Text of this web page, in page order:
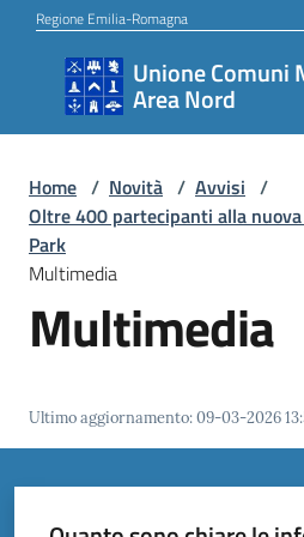
Vai al contenuto
Vai alla navigazione
Vai al footer
Regione Emilia-Romagna
Unione Comuni
Area Nord
Unione
Comuni
Area
Nord
Amministrazione
Novità
Servizi
Home / Novità / Avvisi /
Oltre 400 partecipanti alla
Park
Multimedia
Multimedia
Ultimo aggiornamento:09-03-2026